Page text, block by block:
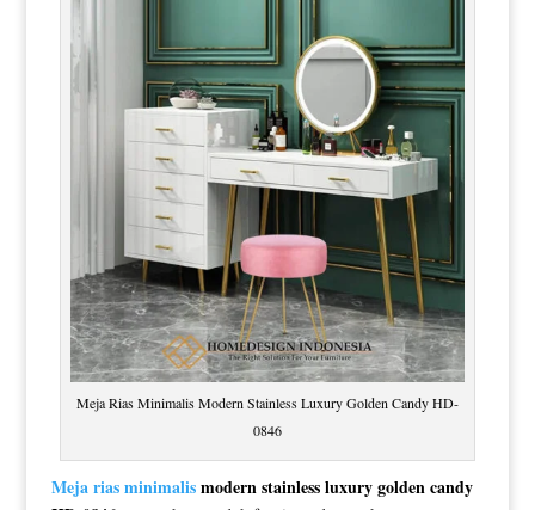
Meja Rias Minimalis Modern Stainless Luxury Golden Candy HD-
0846
Meja rias minimalismodern stainless luxury golden candy